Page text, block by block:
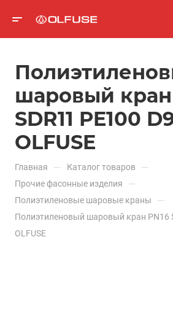
шаровый кран
SDR11 PE100
OLFUSE
Главная — Каталог товаров —
Прочие фасонные изделия —
Полиэтиленовые шаровые краны —
Полиэтиленовый шаровый кран PN16
OLFUSE